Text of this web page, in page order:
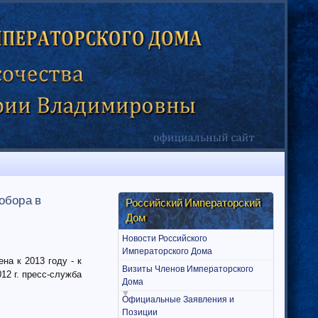
в
к 2013 году - к
г. пресс-служба
Российский Императорский
Дом
Новости Российского
Императорского Дома
Визиты Членов Императорского
Дома
Официальные Заявления и
Позиции